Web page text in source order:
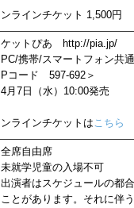
ラインチケット 1,500円
ットぴあ http://pia.jp/
携帯/スマートフォン共通
Pコード 597-692＞
月7日（水）10:00発売
ラインチケットはこちら
全席自由席
未就学児童の入場不可
出演者はスケジュールの都
とがあります。それに伴
DAIHATSU
心斎橋角座トップ
アクセス
角座とは
代には、上方演芸の殿堂
」の名称は、松竹(株)の
)や
場「B1角座」(大阪市中央
ビル(大阪市中央区)の閉
た。
名称を、日本のエンタテ
依頼のお問い合わせ
からお問い合わせ願います
依頼メール送信フォーム
ファンメール